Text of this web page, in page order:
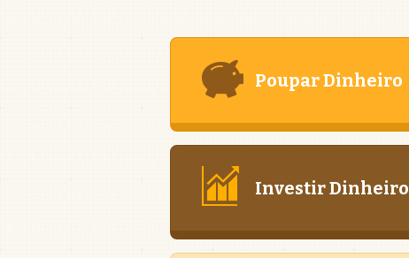
Poupar Dinheiro
Investir Dinheiro